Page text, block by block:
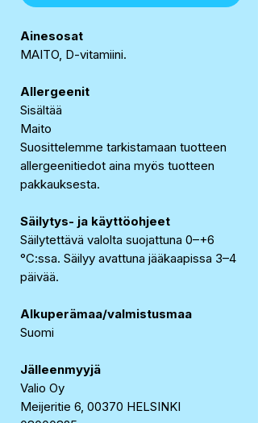
Ainesosat
MAITO, D-vitamiini.
Allergeenit
Sisältää
Maito
Suosittelemme tarkistamaan tuotteen
allergeenitiedot aina myös tuotteen
pakkauksesta.
Säilytys- ja käyttöohjeet
Säilytettävä valolta suojattuna 0–+6
°C:ssa. Säilyy avattuna jääkaapissa 3–4
päivää.
Alkuperämaa/valmistusmaa
Suomi
Jälleenmyyjä
Valio Oy
Meijeritie 6, 00370 HELSINKI